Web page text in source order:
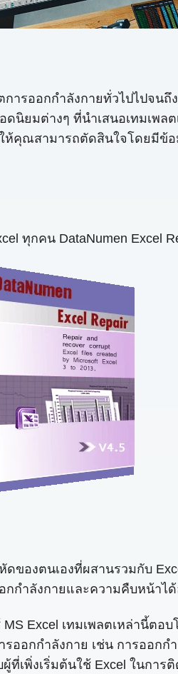
ารออกกำลังกายทั่วไปไปจน
นิยมต่างๆ ที่นำเสนอเทมเพ
คุณสามารถตัดสินใจโดยมีข้
ทุกคน DataNumen Excel
องตนเองที่ผสานรวมกับ
กำลังกายและความคืบหน้าไ
Excel เทมเพลตเหล่านี้ต
อกกำลังกาย เช่น การออก
ที่เพิ่งเริ่มต้นใช้ Excel ในการ